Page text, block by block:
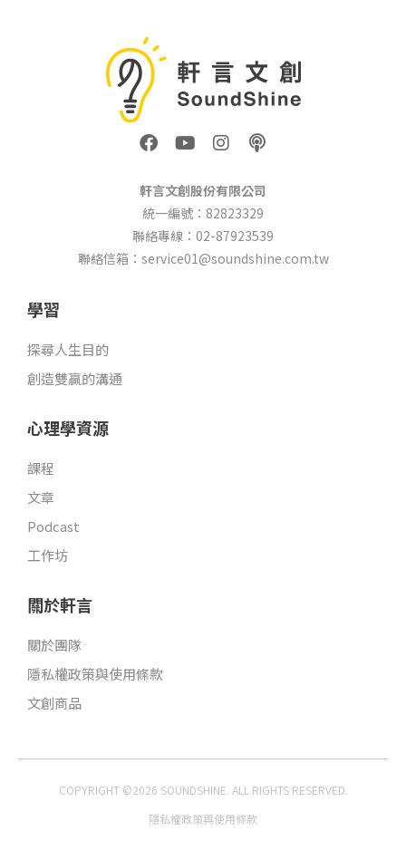
F
a
e
b
o
o
k
Y
o
t
u
b
e
I
n
t
a
g
r
a
P
o
c
a
s
t
軒言文創股份有限公司
統一編號：82823329
聯絡專線：02-87923539
聯絡信箱：service01@soundshine.com.tw
學習
探尋人生目的
創造雙贏的溝通
心理學資源
課程
文章
Podcast
工作坊
關於軒言
關於團隊
隱私權政策與使用條款
文創商品
COPYRIGHT ©2026 SOUNDSHINE. ALL RIGHTS RESERVED.
隱私權政策與使用條款